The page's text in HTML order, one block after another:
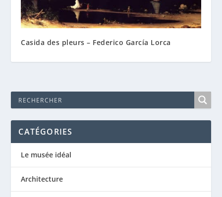
Casida des pleurs – Federico García Lorca
CATÉGORIES
Le musée idéal
Architecture